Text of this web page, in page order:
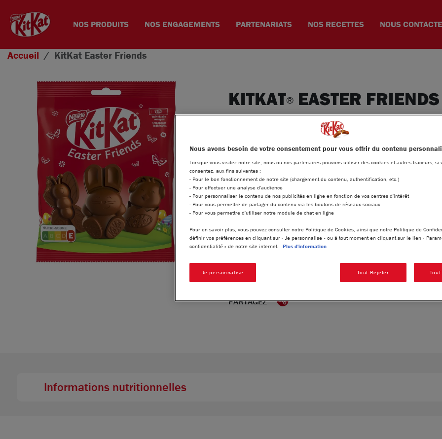
NOS PRODUITS NOS ENGAGEMENTS PARTENARIATS NOS RECETTES NOUS
Accueil KitKat Easter Friends
KITKAT® EASTER FRIENDS
Fêtez Pâques avec ces petits lapins KITKAT
à
délicieux chocolat au lait aux croustillants éclats
Ce format composé de petits lapins facile à
! Avec le Plan Cacao, KITKAT ® contribue à
durable de cacao.
Cacao approvisionné durablement : Pour soutenir
durable du cacao, Nestlé achète une quantité de
Rainforest Alliance équivalente à celle nécessaire
produit.www.ra.org/fr
* Un break, un KitKat
PARTAGEZ
Informations nutritionnelles
Nous avons besoin de votre consentement pour vous offrir du contenu
Lorsque vous visitez notre site, nous ou nos partenaires pouvons utiliser des cookies et autres traceurs, si
consentez, aux fins suivantes :
- Pour le bon fonctionnement de notre site (chargement du contenu, authentification, etc.)
- Pour effectuer une analyse d'audience
- Pour personnaliser le contenu de nos publicités en ligne en fonction de vos centres d'intérêt
- Pour vous permettre de partager du contenu via les boutons de réseaux sociaux
- Pour vous permettre d'utiliser notre module de chat en ligne
Pour en savoir plus, vous pouvez consulter notre Politique de Cookies, ainsi que notre Politique de
définir vos préférences en cliquant sur « Je personnalise » ou à tout moment en cliquant sur le lien «
confidentialité » de notre site internet.
Plus d'information
Je personnalise Tout Rejeter